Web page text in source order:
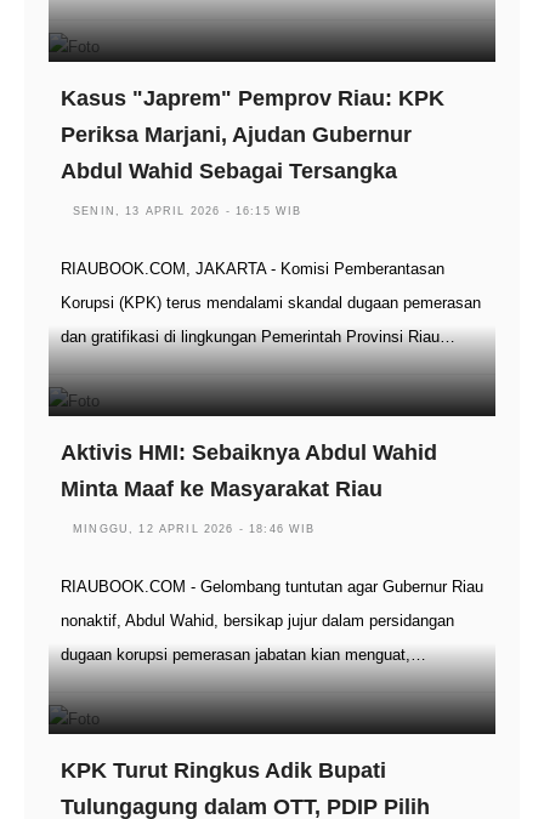
Kasus "Japrem" Pemprov Riau: KPK
Periksa Marjani, Ajudan Gubernur
Abdul Wahid Sebagai Tersangka
SENIN, 13 APRIL 2026 - 16:15 WIB
RIAUBOOK.COM, JAKARTA - Komisi Pemberantasan
Korupsi (KPK) terus mendalami skandal dugaan pemerasan
dan gratifikasi di lingkungan Pemerintah Provinsi Riau…
Aktivis HMI: Sebaiknya Abdul Wahid
Minta Maaf ke Masyarakat Riau
MINGGU, 12 APRIL 2026 - 18:46 WIB
RIAUBOOK.COM - Gelombang tuntutan agar Gubernur Riau
nonaktif, Abdul Wahid, bersikap jujur dalam persidangan
dugaan korupsi pemerasan jabatan kian menguat,…
KPK Turut Ringkus Adik Bupati
Tulungagung dalam OTT, PDIP Pilih